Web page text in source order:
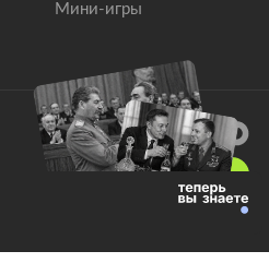
Мини-игры
права защищены.